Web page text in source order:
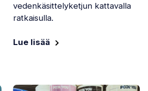
vedenkäsittelyketjun kattavalla
ratkaisulla.
Lue lisää